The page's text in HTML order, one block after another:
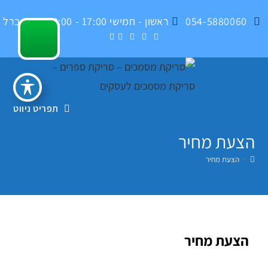
054-5880060 ראשון - חמישי 17:00 - 09:00 , בית ברל
תפריט ניווט
הצעת מחיר
> הצעת מחיר
הצעת מחיר